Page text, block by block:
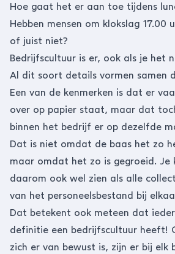
Hoe gaat het er aan toe tijdens
Hebben mensen om klokslag 17.00
of juist niet?
Bedrijfscultuur is er, ook als je het
Al dit soort details vormen samen
Een van de kenmerken is dat er
over op papier staat, maar dat
binnen het bedrijf er op dezelfde
Dat is niet omdat de baas het zo
maar omdat het zo is gegroeid. Je
daarom ook wel zien als alle
van het personeelsbestand bij
Dat betekent ook meteen dat
definitie een bedrijfscultuur heeft!
zich er van bewust is, zijn er bij elk